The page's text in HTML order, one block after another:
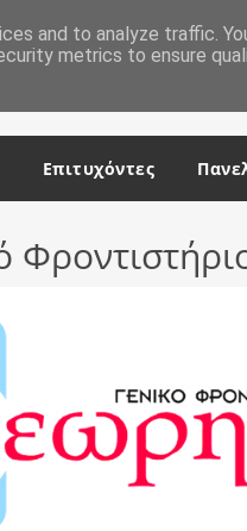
Επιτυχόντες
and to analyze traffic.
metrics to ensure